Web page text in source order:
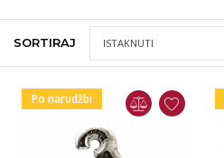
SORTIRAJ
Po narudžbi